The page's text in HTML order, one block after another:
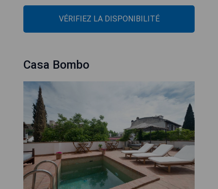
VÉRIFIEZ LA DISPONIBILITÉ
Casa Bombo